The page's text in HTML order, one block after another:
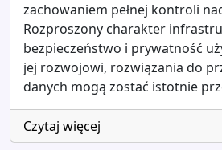
zachowaniem pełnej kontroli
Rozproszony charakter
bezpieczeństwo i prywatność
jej rozwojowi, rozwiązania do
danych mogą zostać istotnie
Czytaj więcej